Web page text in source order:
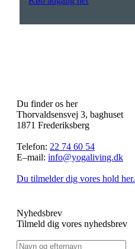
Du finder os her
Thorvaldsensvej 3, baghuset
1871 Frederiksberg
Telefon: 22 74 60 54
E–mail: info@yogaliving.dk
Du tilmelder dig vores hold her.
Nyhedsbrev
Tilmeld dig vores nyhedsbrev